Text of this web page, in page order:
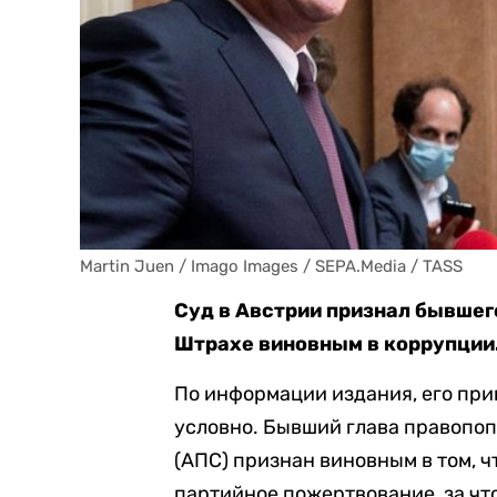
Martin Juen / Imago Images / SEPA.Media / TASS
Суд в Австрии признал
Штрахе виновным в
По информации издания, его
условно. Бывший глава
(АПС) признан виновным в том,